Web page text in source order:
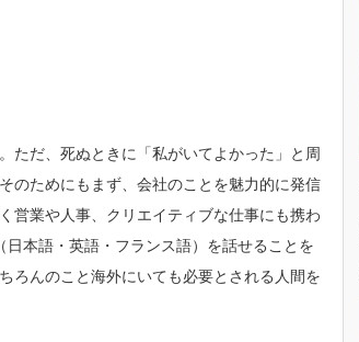
ただ、死ぬときに「私がいてよかった」と周
のためにもまず、会社のことを魅力的に発信
営業や人事、クリエイティブな仕事にも携わ
本語・英語・フランス語）を話せることを
ろんのこと海外にいても必要とされる人間を